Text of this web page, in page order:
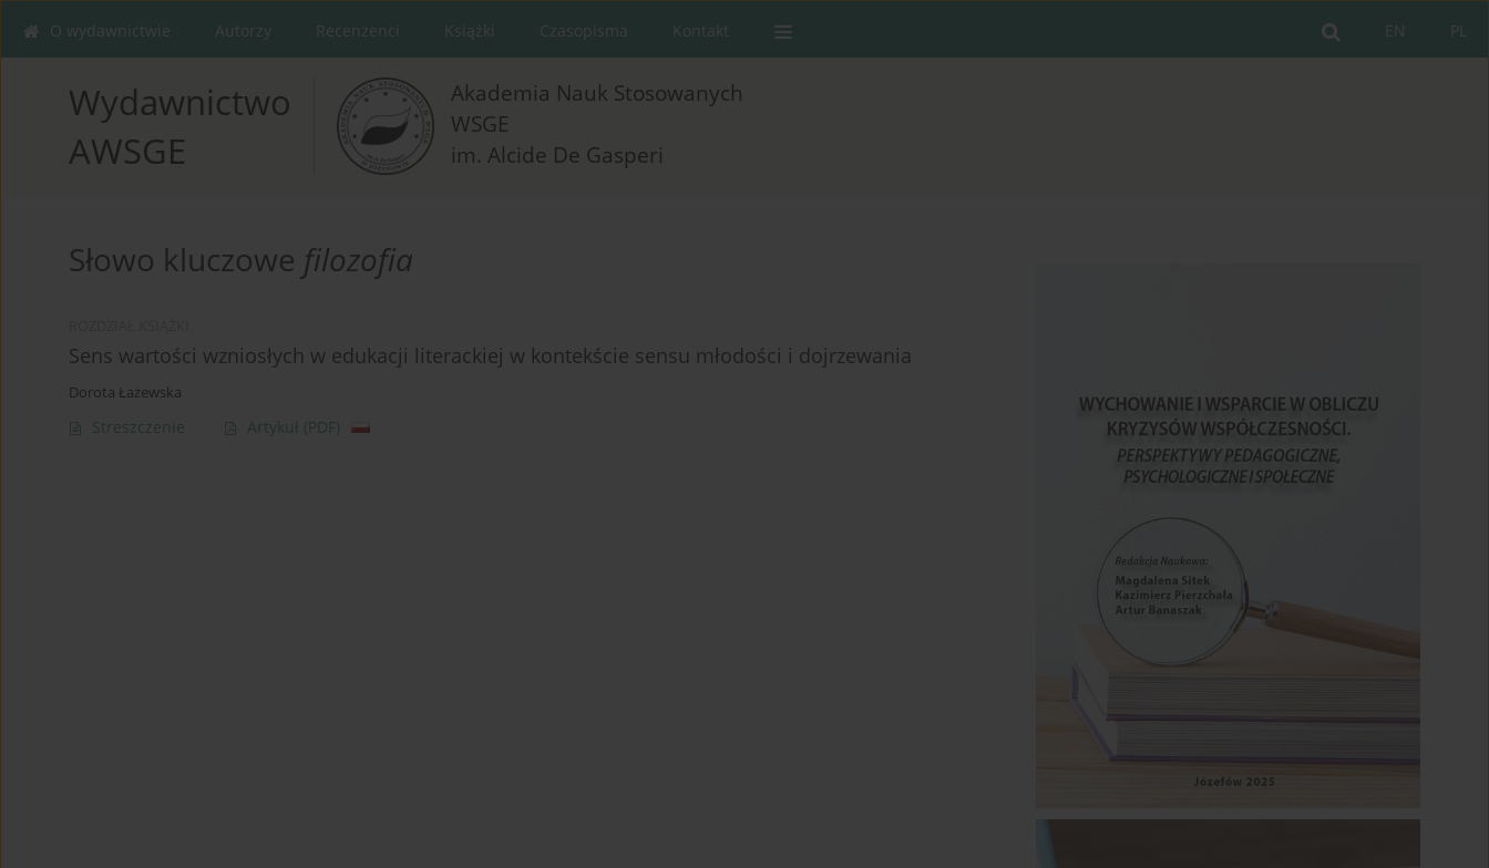
PL
EN
O wydawnictwie Autorzy Recenzenci Książki Czasopisma Kontakt
Wydawnictwo
AWSGE
Akademia Nauk Stosowanych
WSGE
im. Alcide De Gasperi
Słowo kluczowe filozofia
Sens wartości wzniosłych w edukacji literackiej w kontekście sensu młodości i dojrzewania
Dorota Łażewska
Streszczenie Artykuł (PDF)